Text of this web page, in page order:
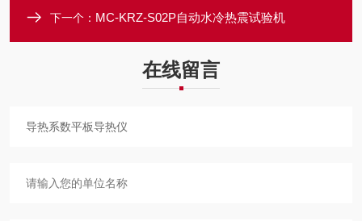
下一个： MC-KRZ-S02P自动水冷热震试验机
在线留言